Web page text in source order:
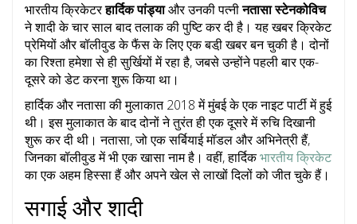
भारतीय क्रिकेटरहार्दिक पांड्याऔर उनकी पत्नीनतासा स्टेनकोविच
ने शादी के चार साल बाद तलाक की पुष्टि कर दी है। यह खबर क्रिकेट
प्रेमियों और बॉलीवुड के फैंस के लिए एक बडी़ खबर बन चुकी है। दोनों
का रिश्ता हमेशा से ही सुर्खियों में रहा है, जबसे उन्होंने पहली बार एक-
दूसरे को डेट करना शुरू किया था।
हार्दिक और नतासा की मुलाकात 2018 में मुंबई के एक नाइट पार्टी में हुई
थी। इस मुलाकात के बाद दोनों ने तुरंत ही एक दूसरे में रुचि दिखानी
शुरू कर दी थी। नतासा, जो एक सर्बियाई मॉडल और अभिनेत्री हैं,
जिनका बॉलीवुड में भी एक खासा नाम है। वहीं, हार्दिकभारतीय क्रिकेट
का एक अहम हिस्सा हैं और अपने खेल से लाखों दिलों को जीत चुके हैं।
सगाई और शादी